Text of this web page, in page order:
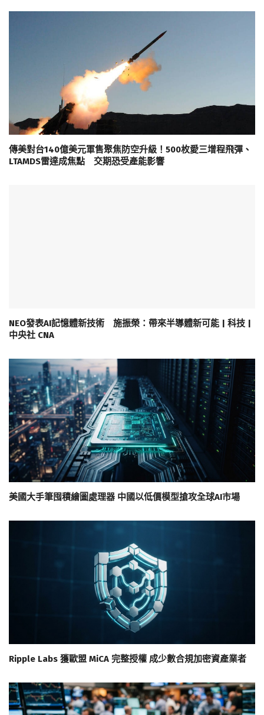
傳美對台140億美元軍售聚焦防空升級！500枚愛三增程飛彈、
LTAMDS雷達成焦點 交期恐受產能影響
NEO發表AI記憶體新技術 施振榮：帶來半導體新可能 | 科技 |
中央社 CNA
美國大手筆囤積繪圖處理器 中國以低價模型搶攻全球AI市場
Ripple Labs 獲歐盟 MiCA 完整授權 成少數合規加密資產業者